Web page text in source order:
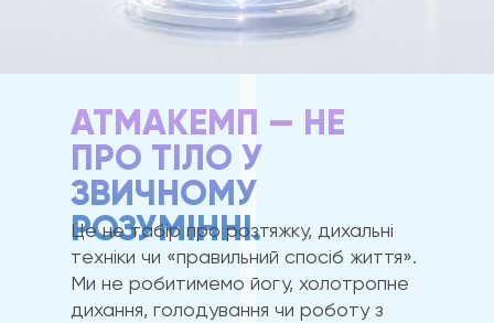
АТМАКЕМП — НЕ
ПРО ТІЛО У
ЗВИЧНОМУ
РОЗУМІННІ.
Це не табір про розтяжку, дихальні
техніки чи «правильний спосіб життя».
Ми не робитимемо йогу, холотропне
дихання, голодування чи роботу з